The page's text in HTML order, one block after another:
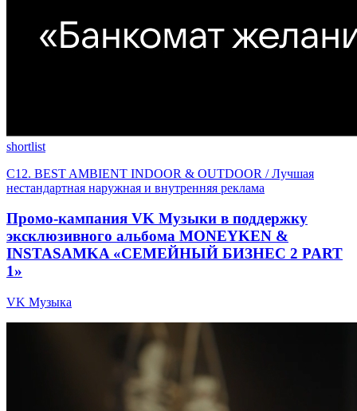
shortlist
C12. BEST AMBIENT INDOOR & OUTDOOR / Лучшая
нестандартная наружная и внутренняя реклама
Промо-кампания VK Музыки в поддержку
эксклюзивного альбома MONEYKEN &
INSTASAMKA «СЕМЕЙНЫЙ БИЗНЕС 2 PART
1»
VK Музыка